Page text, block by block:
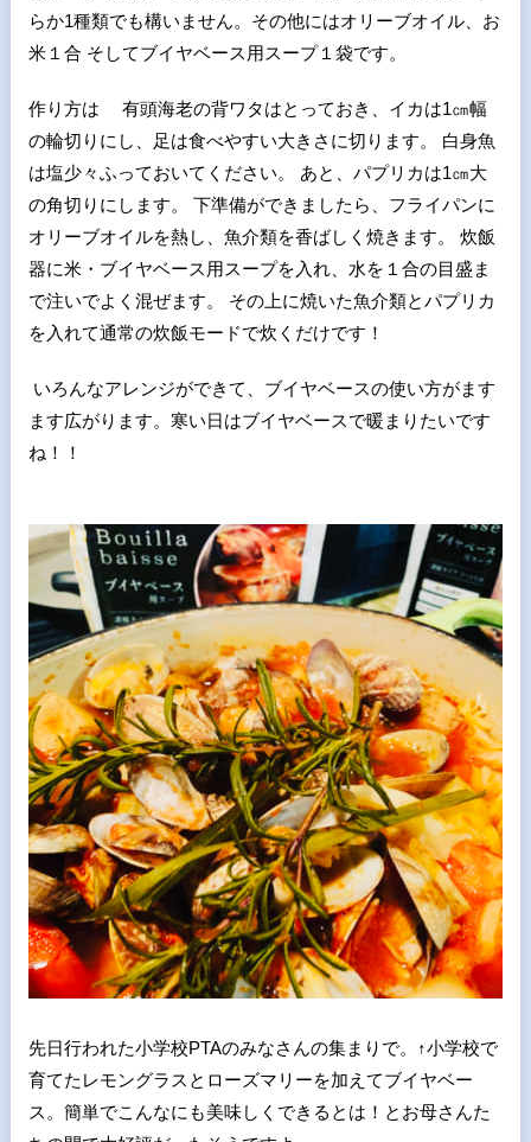
らか1種類でも構いません。その他にはオリーブオイル、お
米１合 そしてブイヤベース用スープ１袋です。
作り方は 有頭海老の背ワタはとっておき、イカは1㎝幅
の輪切りにし、足は食べやすい大きさに切ります。 白身魚
は塩少々ふっておいてください。 あと、パプリカは1㎝大
の角切りにします。 下準備ができましたら、フライパンに
オリーブオイルを熱し、魚介類を香ばしく焼きます。 炊飯
器に米・ブイヤベース用スープを入れ、水を１合の目盛ま
で注いでよく混ぜます。 その上に焼いた魚介類とパプリカ
を入れて通常の炊飯モードで炊くだけです！
いろんなアレンジができて、ブイヤベースの使い方がます
ます広がります。寒い日はブイヤベースで暖まりたいです
ね！！
先日行われた小学校PTAのみなさんの集まりで。↑小学校で
育てたレモングラスとローズマリーを加えてブイヤベー
ス。簡単でこんなにも美味しくできるとは！とお母さんた